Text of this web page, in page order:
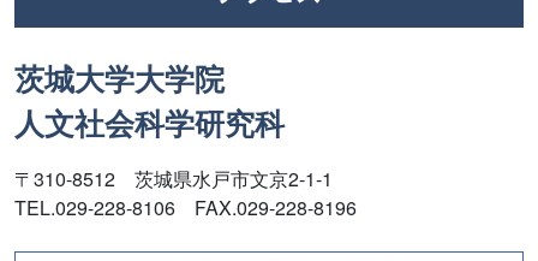
茨城大学大学院
人文社会科学研究科
〒310-8512 茨城県水戸市文京2-1-1
TEL.029-228-8106 FAX.029-228-8196